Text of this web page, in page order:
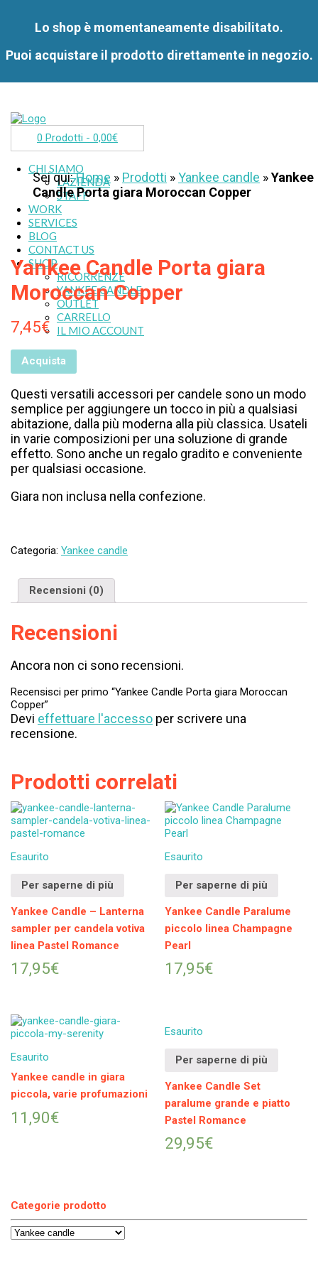
0 Prodotti - 0,00€
CHI SIAMO
L’AZIENDA
STAFF
WORK
SERVICES
BLOG
CONTACT US
SHOP
RICORRENZE
YANKEE CANDLE
OUTLET
CARRELLO
IL MIO ACCOUNT
Sei qui:Home » Prodotti »Yankee candle »Yankee
Candle Porta giara Moroccan Copper
Yankee Candle Porta giara
Moroccan Copper
7,45€
Acquista
Questi versatili accessori per candele sono un modo
semplice per aggiungere un tocco in più a qualsiasi
abitazione, dalla più moderna alla più classica. Usateli
in varie composizioni per una soluzione di grande
effetto. Sono anche un regalo gradito e conveniente
per qualsiasi occasione.
Giara non inclusa nella confezione.
Categoria: Yankee candle
Recensioni (0)
Recensioni
Ancora non ci sono recensioni.
Recensisci per primo “Yankee Candle Porta giara Moroccan
Copper”
Devi effettuare l'accesso per scrivere una
recensione.
Prodotti correlati
Esaurito
Per saperne di più
Yankee Candle – Lanterna
sampler per candela votiva
linea Pastel Romance
17,95€
Esaurito
Per saperne di più
Yankee Candle Paralume
piccolo linea Champagne
Pearl
17,95€
Esaurito
Yankee candle in giara
piccola, varie profumazioni
11,90€
Esaurito
Per saperne di più
Yankee Candle Set
paralume grande e piatto
Pastel Romance
29,95€
Categorie prodotto
Lo shop è momentaneamente disabilitato.
Puoi acquistare il prodotto direttamente in negozio.